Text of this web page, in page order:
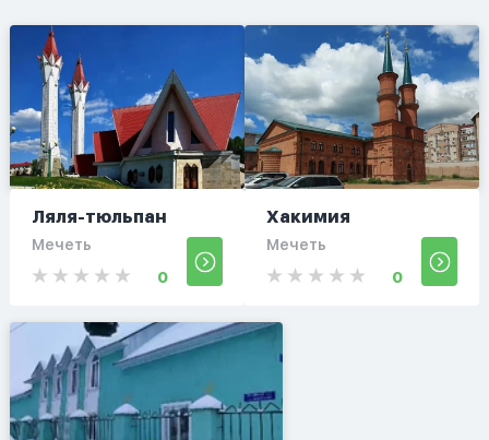
Ляля-тюльпан
Мечеть
0
Хакимия
Мечеть
0